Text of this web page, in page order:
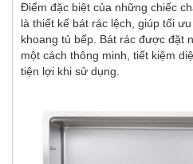
Điểm đặc biệt của những chiếc
là thiết kế bát rác lệch, giúp tối
khoang tủ bếp. Bát rác được đặt
một cách thông minh, tiết kiệm
tiện lợi khi sử dụng.